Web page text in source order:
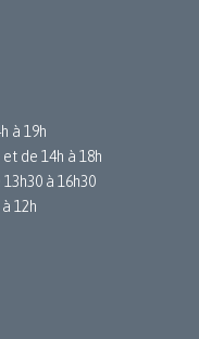
à 19h
de 14h à 18h
à 16h30
12h